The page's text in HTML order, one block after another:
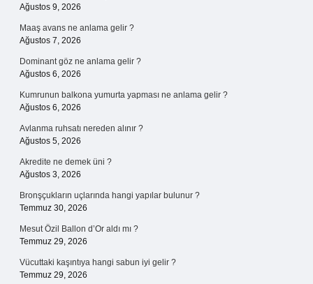
Ağustos 9, 2026
Maaş avans ne anlama gelir ?
Ağustos 7, 2026
Dominant göz ne anlama gelir ?
Ağustos 6, 2026
Kumrunun balkona yumurta yapması ne anlama gelir ?
Ağustos 6, 2026
Avlanma ruhsatı nereden alınır ?
Ağustos 5, 2026
Akredite ne demek üni ?
Ağustos 3, 2026
Bronşçukların uçlarında hangi yapılar bulunur ?
Temmuz 30, 2026
Mesut Özil Ballon d’Or aldı mı ?
Temmuz 29, 2026
Vücuttaki kaşıntıya hangi sabun iyi gelir ?
Temmuz 29, 2026